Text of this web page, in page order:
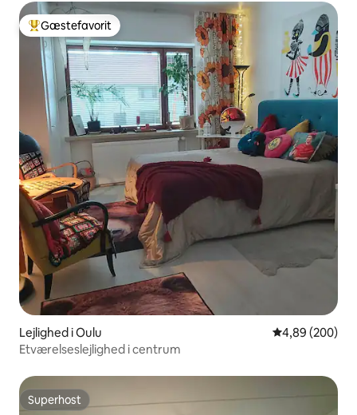
Bedste gæstefavorit
Gæstefavorit
Lejlighed i Oulu 4,89 ud af 5 i
4,89 (200)
Etværelseslejlighed i centrum
Superhost
Superhost